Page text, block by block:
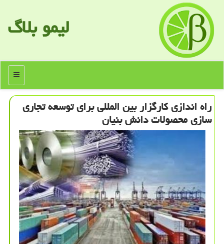
لیمو بلاگ
منو
راه اندازی كارگزار بین المللی برای توسعه تجاری
سازی محصولات دانش بنیان